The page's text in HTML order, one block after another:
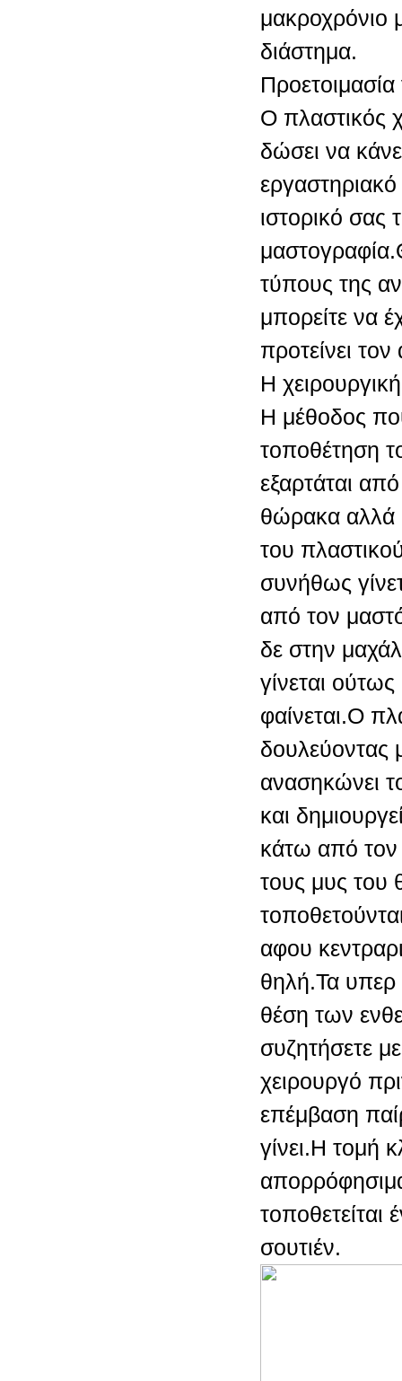
μακροχρόνιο
διάστημα.
Προετοιμασία
Ο πλαστικός
δώσει να
ιστορικό σας
τύπους της
μπορείτε να
προτείνει
Η
H μέθοδος
τοποθέτηση
εξαρτάται
θώρακα αλλά
του
συνήθως
από τον
δε στην
γίνεται
φαίνεται.Ο
δουλεύοντας
ανασηκώνει
και
κάτω από
τους μυς του
αφου
θηλή.Τα υπερ
θέση των
συζητήσετε
χειρουργό
επέμβαση
γίνει.Η τομή
τοποθετείται
σουτιέν.